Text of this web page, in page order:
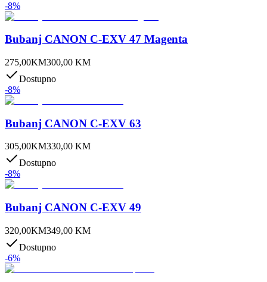
-8%
Bubanj CANON C-EXV 47 Magenta
275,00KM300,00 KM
Dostupno
-8%
Bubanj CANON C-EXV 63
305,00KM330,00 KM
Dostupno
-8%
Bubanj CANON C-EXV 49
320,00KM349,00 KM
Dostupno
-6%